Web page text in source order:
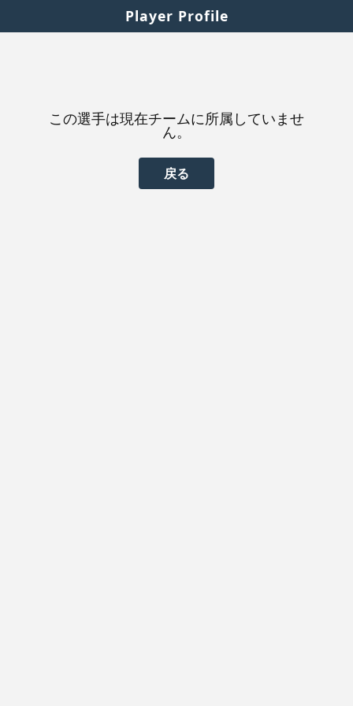
Player Profile
この選手は現在チームに所属していませ
ん。
戻る